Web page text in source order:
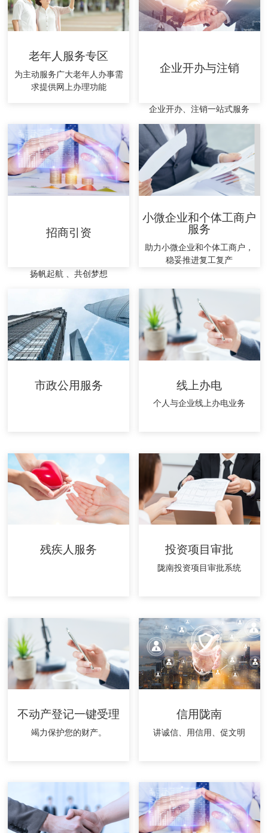
老年人服务专区
为主动服务广大老年人办事需
求提供网上办理功能
企业开办与注销
企业开办、注销一站式服务
招商引资
扬帆起航 、共创梦想
小微企业和个体工商户
服务
助力小微企业和个体工商户，
稳妥推进复工复产
市政公用服务 线上办电
个人与企业线上办电业务
残疾人服务 投资项目审批
陇南投资项目审批系统
不动产登记一键受理
竭力保护您的财产。
信用陇南
讲诚信、用信用、促文明